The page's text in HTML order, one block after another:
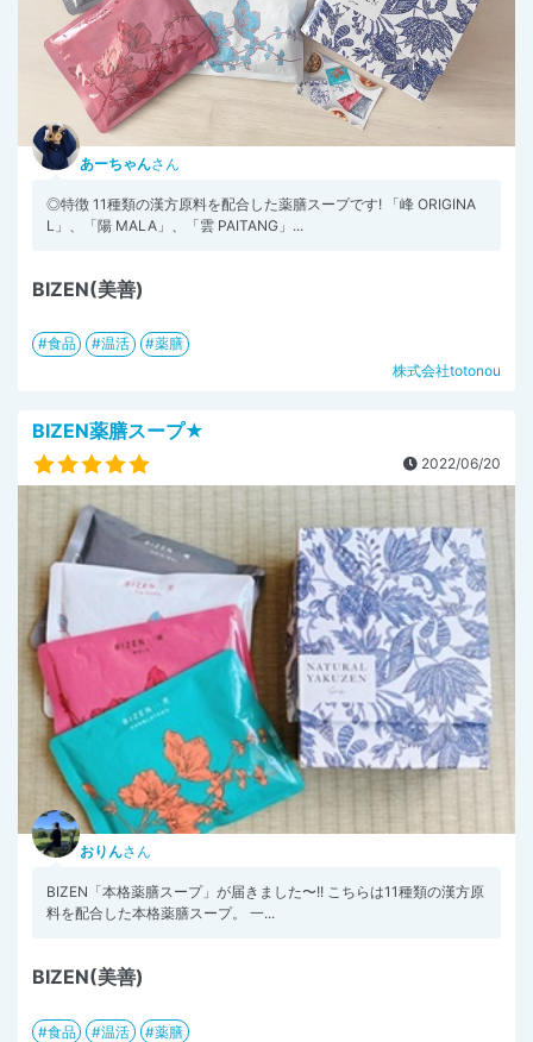
あーちゃんさん
◎特徴 11種類の漢方原料を配合した薬膳スープです! 「峰 ORIGINA
L」、「陽 MALA」、「雲 PAITANG」...
BIZEN(美善)
食品 温活
薬膳
株式会社totonou
BIZEN薬膳スープ★
2022/06/20
おりんさん
BIZEN「本格薬膳スープ」が届きました〜!! こちらは11種類の漢方原
料を配合した本格薬膳スープ。 一...
BIZEN(美善)
食品 温活
薬膳